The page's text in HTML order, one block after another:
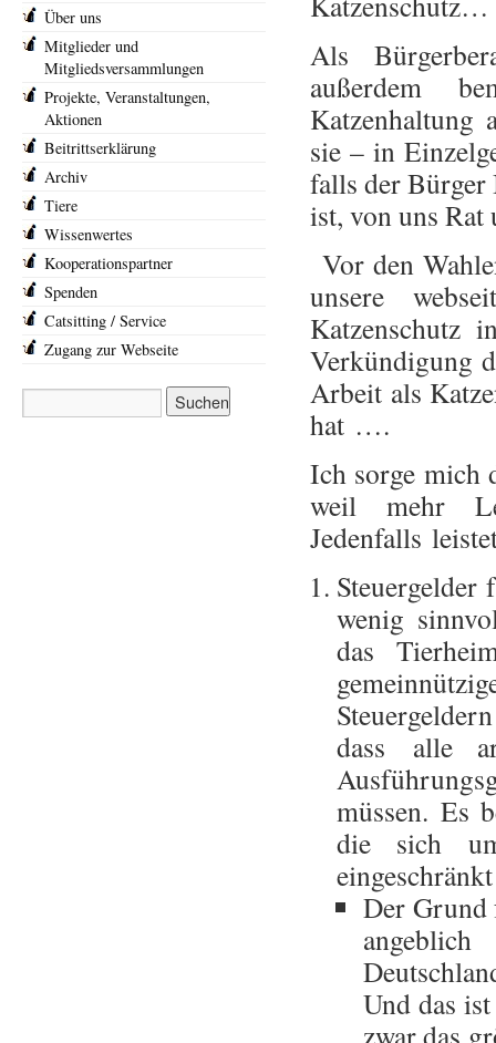
Als
außerdem
Katzenhaltung
sie – in
falls der Bürger
ist, von uns
Vor den
unsere
Katzenschutz
Verkündigung
Arbeit als
hat ….
Ich sorge mich
weil mehr
Jedenfalls
wenig
das
dass alle
müssen. Es
die sich
Der Grund
angeblich
Und das
zwar das
Über uns
Mitglieder und
Mitgliedsversammlungen
Projekte, Veranstaltungen,
Aktionen
Beitrittserklärung
Archiv
Tiere
Wissenwertes
Kooperationspartner
Spenden
Catsitting / Service
Zugang zur Webseite